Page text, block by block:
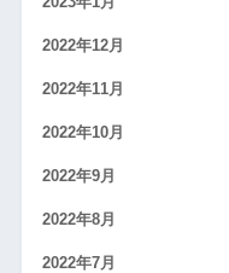
2022年12月
2022年11月
2022年10月
2022年9月
2022年8月
2022年7月